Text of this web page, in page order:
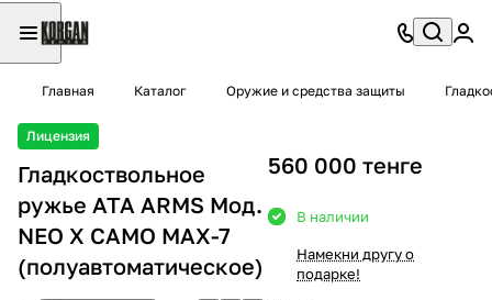
Главная Каталог Оружие и средства защиты
Лицензия
Гладкоствольное
ружье ATA ARMS Moд.
NEO X CAMO MAX-7
(полуавтоматическое)
560 000 тенге
В наличии
Намекни другу о
подарке!